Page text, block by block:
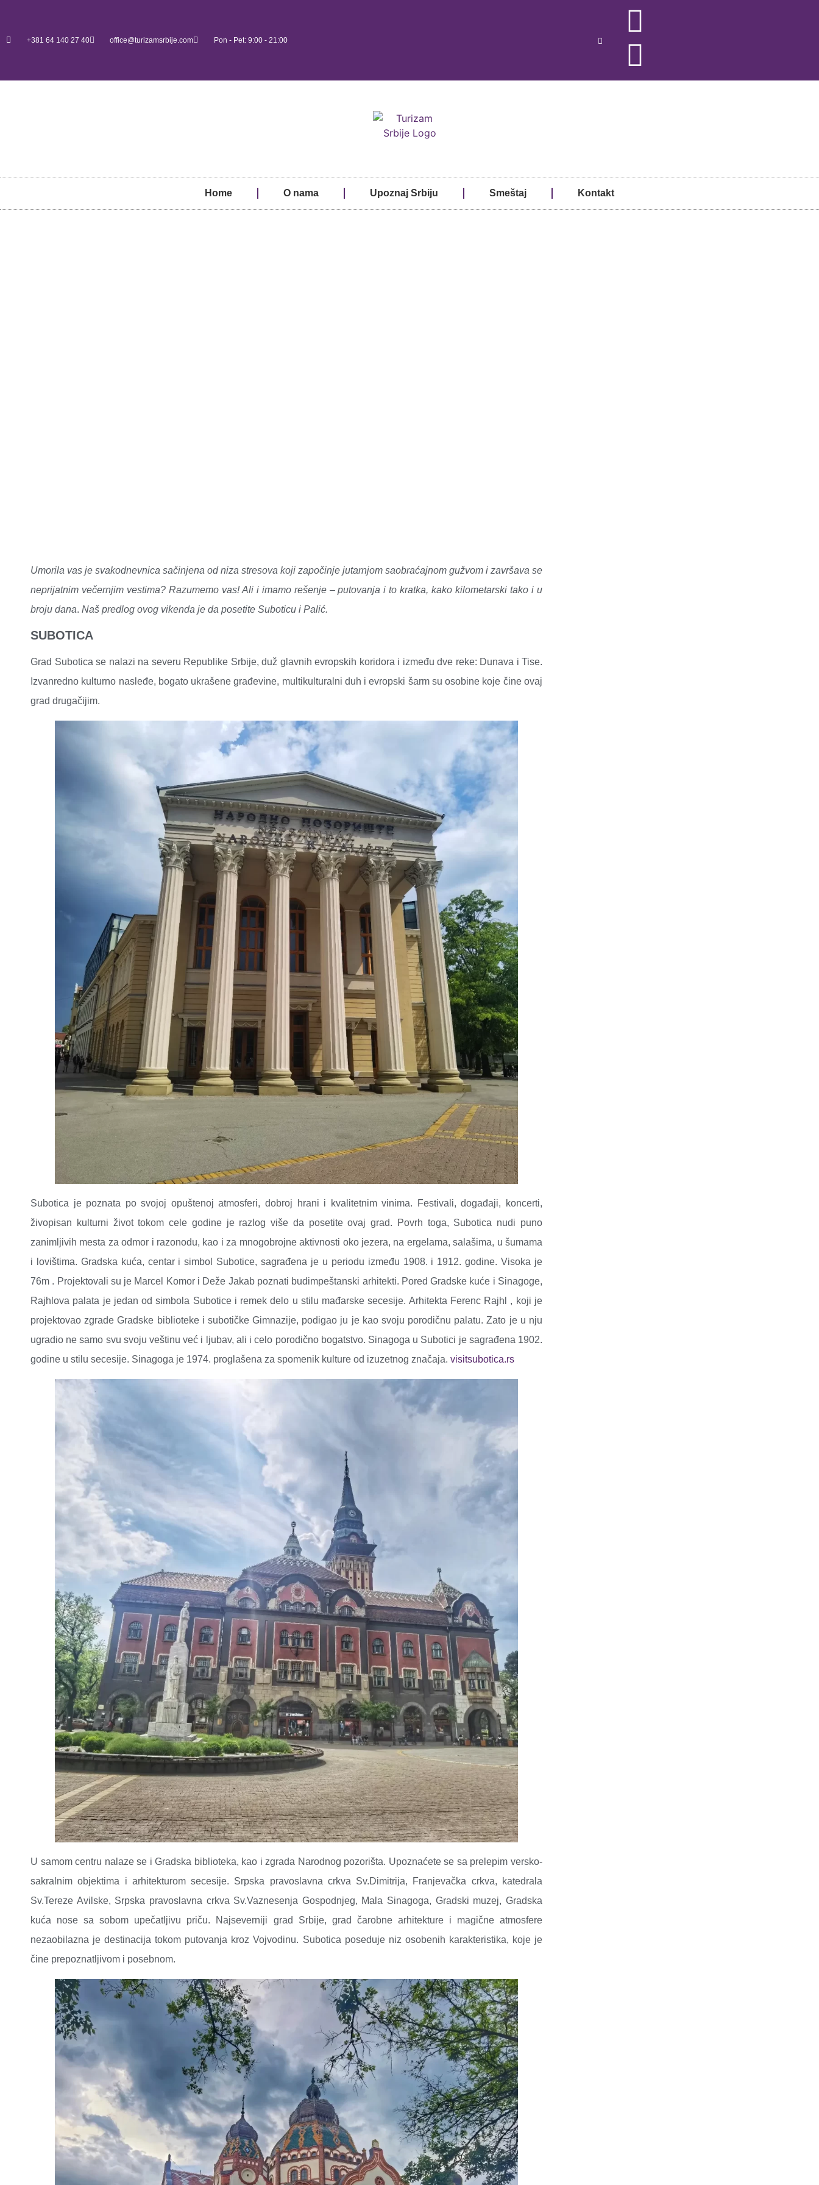
+381 64 140 27 40 office@turizamsrbije.com Pon - Pet: 9:00 - 21:00
Home O nama Upoznaj Srbiju Smeštaj Kontakt
Umorila vas je svakodnevnica sačinjena od niza stresova koji započinje jutarnjom saobraćajnom gužvom i završava se
neprijatnim večernjim vestima? Razumemo vas! Ali i imamo rešenje – putovanja i to kratka, kako kilometarski tako i u
broju dana. Naš predlog ovog vikenda je da posetite Suboticu i Palić.
SUBOTICA
Grad Subotica se nalazi na severu Republike Srbije, duž glavnih evropskih koridora i između dve reke: Dunava i Tise.
Izvanredno kulturno nasleđe, bogato ukrašene građevine, multikulturalni duh i evropski šarm su osobine koje čine ovaj
grad drugačijim.
Subotica je poznata po svojoj opuštenoj atmosferi, dobroj hrani i kvalitetnim vinima. Festivali, događaji, koncerti,
živopisan kulturni život tokom cele godine je razlog više da posetite ovaj grad. Povrh toga, Subotica nudi puno
zanimljivih mesta za odmor i razonodu, kao i za mnogobrojne aktivnosti oko jezera, na ergelama, salašima, u šumama
i lovištima. Gradska kuća, centar i simbol Subotice, sagrađena je u periodu između 1908. i 1912. godine. Visoka je
76m . Projektovali su je Marcel Komor i Deže Jakab poznati budimpeštanski arhitekti. Pored Gradske kuće i Sinagoge,
Rajhlova palata je jedan od simbola Subotice i remek delo u stilu mađarske secesije. Arhitekta Ferenc Rajhl , koji je
projektovao zgrade Gradske biblioteke i subotičke Gimnazije, podigao ju je kao svoju porodičnu palatu. Zato je u nju
ugradio ne samo svu svoju veštinu već i ljubav, ali i celo porodično bogatstvo. Sinagoga u Subotici je sagrađena 1902.
godine u stilu secesije. Sinagoga je 1974. proglašena za spomenik kulture od izuzetnog značaja. visitsubotica.rs
U samom centru nalaze se i Gradska biblioteka, kao i zgrada Narodnog pozorišta. Upoznaćete se sa prelepim versko-
sakralnim objektima i arhitekturom secesije. Srpska pravoslavna crkva Sv.Dimitrija, Franjevačka crkva, katedrala
Sv.Tereze Avilske, Srpska pravoslavna crkva Sv.Vaznesenja Gospodnjeg, Mala Sinagoga, Gradski muzej, Gradska
kuća nose sa sobom upečatljivu priču. Najseverniji grad Srbije, grad čarobne arhitekture i magične atmosfere
nezaobilazna je destinacija tokom putovanja kroz Vojvodinu. Subotica poseduje niz osobenih karakteristika, koje je
čine prepoznatljivom i posebnom.